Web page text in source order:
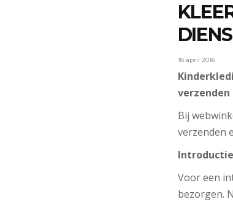
18 april 2016
verzenden
Bij
verzenden
Voor een
bezorgen.